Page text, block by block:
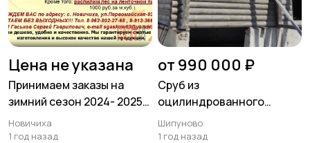
Цена не указана
Принимаем заказы на
зимний сезон 2024- 2025
гг по ценам лета 2024
года
Новичиха
1 год назад
от 990 000 ₽
Сруб из
оцилиндрованного
бревна с разборным
фундаментом из плит
Шипуново
1 год назад